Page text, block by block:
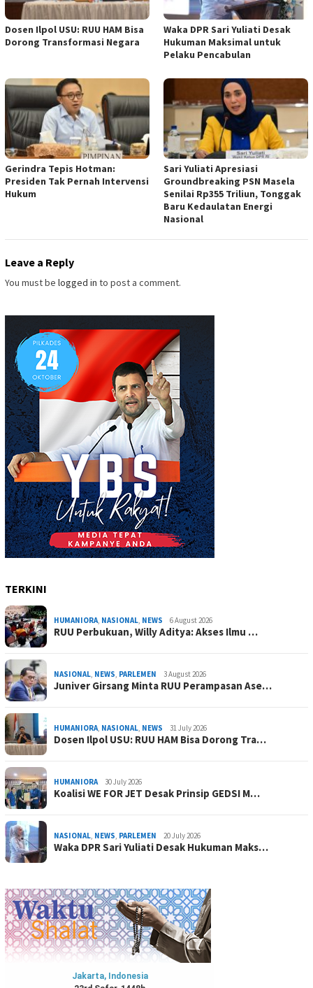
Dosen Ilpol USU: RUU HAM Bisa
Dorong Transformasi Negara
Waka DPR Sari Yuliati Desak
Hukuman Maksimal untuk
Pelaku Pencabulan
Gerindra Tepis Hotman:
Presiden Tak Pernah Intervensi
Hukum
Sari Yuliati Apresiasi
Groundbreaking PSN Masela
Senilai Rp355 Triliun, Tonggak
Baru Kedaulatan Energi
Nasional
Leave a Reply
You must be logged in to post a comment.
TERKINI
HUMANIORA, NASIONAL, NEWS 6 August 2026
RUU Perbukuan, Willy Aditya: Akses Ilmu …
NASIONAL, NEWS, PARLEMEN 3 August 2026
Juniver Girsang Minta RUU Perampasan Ase…
HUMANIORA, NASIONAL, NEWS 31 July 2026
Dosen Ilpol USU: RUU HAM Bisa Dorong Tra…
HUMANIORA 30 July 2026
Koalisi WE FOR JET Desak Prinsip GEDSI M…
NASIONAL, NEWS, PARLEMEN 20 July 2026
Waka DPR Sari Yuliati Desak Hukuman Maks…